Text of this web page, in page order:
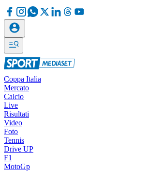
Coppa Italia
Mercato
Calcio
Live
Risultati
Video
Foto
Tennis
Drive UP
F1
MotoGp